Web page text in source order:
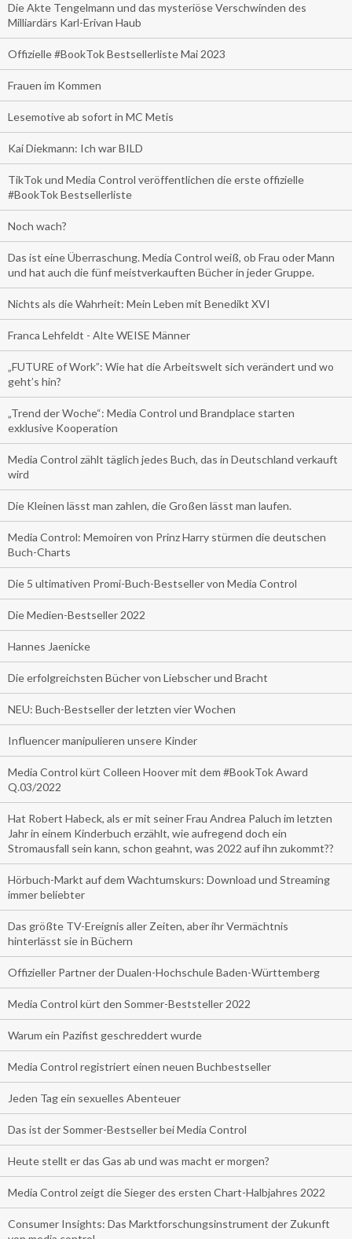
Die Akte Tengelmann und das mysteriöse Verschwinden des
Milliardärs Karl-Erivan Haub
Offizielle #BookTok Bestsellerliste Mai 2023
Frauen im Kommen
Lesemotive ab sofort in MC Metis
Kai Diekmann: Ich war BILD
TikTok und Media Control veröffentlichen die erste offizielle
#BookTok Bestsellerliste
Noch wach?
Das ist eine Überraschung. Media Control weiß, ob Frau oder Mann
und hat auch die fünf meistverkauften Bücher in jeder Gruppe.
Nichts als die Wahrheit: Mein Leben mit Benedikt XVI
Franca Lehfeldt - Alte WEISE Männer
„FUTURE of Work”: Wie hat die Arbeitswelt sich verändert und wo
geht’s hin?
„Trend der Woche“: Media Control und Brandplace starten
exklusive Kooperation
Media Control zählt täglich jedes Buch, das in Deutschland verkauft
wird
Die Kleinen lässt man zahlen, die Großen lässt man laufen.
Media Control: Memoiren von Prinz Harry stürmen die deutschen
Buch-Charts
Die 5 ultimativen Promi-Buch-Bestseller von Media Control
Die Medien-Bestseller 2022
Hannes Jaenicke
Die erfolgreichsten Bücher von Liebscher und Bracht
NEU: Buch-Bestseller der letzten vier Wochen
Influencer manipulieren unsere Kinder
Media Control kürt Colleen Hoover mit dem #BookTok Award
Q.03/2022
Hat Robert Habeck, als er mit seiner Frau Andrea Paluch im letzten
Jahr in einem Kinderbuch erzählt, wie aufregend doch ein
Stromausfall sein kann, schon geahnt, was 2022 auf ihn zukommt??
Hörbuch-Markt auf dem Wachtumskurs: Download und Streaming
immer beliebter
Das größte TV-Ereignis aller Zeiten, aber ihr Vermächtnis
hinterlässt sie in Büchern
Offizieller Partner der Dualen-Hochschule Baden-Württemberg
Media Control kürt den Sommer-Beststeller 2022
Warum ein Pazifist geschreddert wurde
Media Control registriert einen neuen Buchbestseller
Jeden Tag ein sexuelles Abenteuer
Das ist der Sommer-Bestseller bei Media Control
Heute stellt er das Gas ab und was macht er morgen?
Media Control zeigt die Sieger des ersten Chart-Halbjahres 2022
Consumer Insights: Das Marktforschungsinstrument der Zukunft